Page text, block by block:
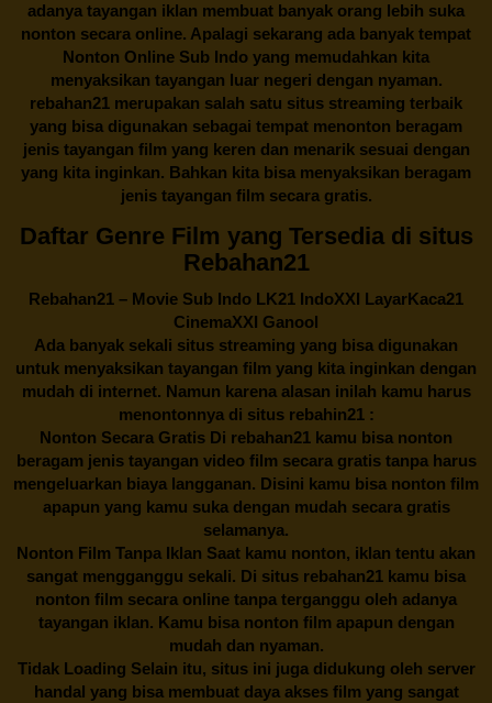
adanya tayangan iklan membuat banyak orang lebih suka
nonton secara online. Apalagi sekarang ada banyak tempat
Nonton Online Sub Indo yang memudahkan kita
menyaksikan tayangan luar negeri dengan nyaman.
rebahan21 merupakan salah satu situs streaming terbaik
yang bisa digunakan sebagai tempat menonton beragam
jenis tayangan film yang keren dan menarik sesuai dengan
yang kita inginkan. Bahkan kita bisa menyaksikan beragam
jenis tayangan film secara gratis.
Daftar Genre Film yang Tersedia di situs
Rebahan21
Rebahan21 – Movie Sub Indo LK21 IndoXXI LayarKaca21
CinemaXXI Ganool
Ada banyak sekali situs streaming yang bisa digunakan
untuk menyaksikan tayangan film yang kita inginkan dengan
mudah di internet. Namun karena alasan inilah kamu harus
menontonnya di situs rebahin21 :
Nonton Secara Gratis Di rebahan21 kamu bisa nonton
beragam jenis tayangan video film secara gratis tanpa harus
mengeluarkan biaya langganan. Disini kamu bisa nonton film
apapun yang kamu suka dengan mudah secara gratis
selamanya.
Nonton Film Tanpa Iklan Saat kamu nonton, iklan tentu akan
sangat mengganggu sekali. Di situs rebahan21 kamu bisa
nonton film secara online tanpa terganggu oleh adanya
tayangan iklan. Kamu bisa nonton film apapun dengan
mudah dan nyaman.
Tidak Loading Selain itu, situs ini juga didukung oleh server
handal yang bisa membuat daya akses film yang sangat